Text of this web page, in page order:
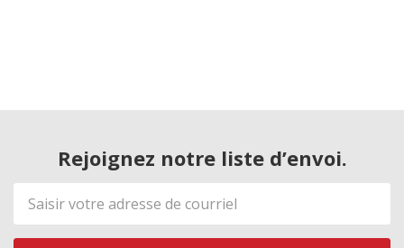
Rejoignez notre liste d’envoi.
Adresse
de
courriel